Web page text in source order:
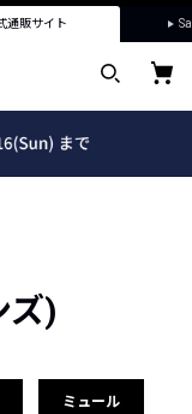
通販サイト
ズ)
ミュール